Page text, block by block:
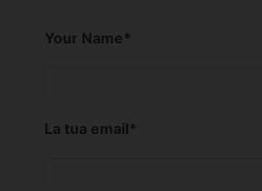
Your Name*
La tua email*